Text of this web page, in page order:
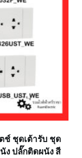
ชุดเต้ารับ ชุด
ง ปลั๊กติดผนัง สี